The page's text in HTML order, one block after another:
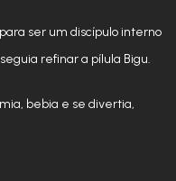
ser um discípulo interno
refinar a pílula Bigu.
bebia e se divertia,